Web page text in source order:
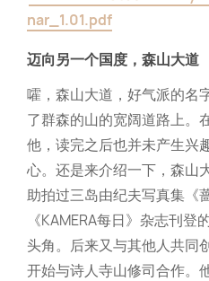
nar_1.01.pdf
迈向另一个国度，森山大道
嚯，森山大道，好气派的名
了群森的山的宽阔道路上。
他，读完之后也并未产生兴
心。还是来介绍一下，森山
助拍过三岛由纪夫写真集《
《KAMERA每日》杂志刊
头角。后来又与其他人共同
开始与诗人寺山修司合作。